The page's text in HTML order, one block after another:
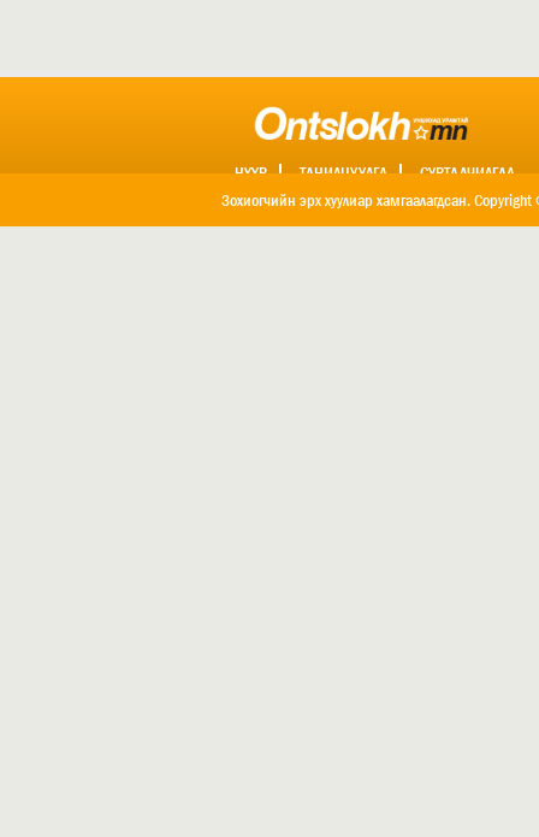
НҮҮР ТАНИЛЦУУЛГА СУРТАЛЧИЛГАА
ХОЛБОО БАРИХ
Зохиогчийн эрх хуулиар хамгаалагдсан.